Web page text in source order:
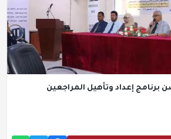
إعداد وتأهيل المراجعين